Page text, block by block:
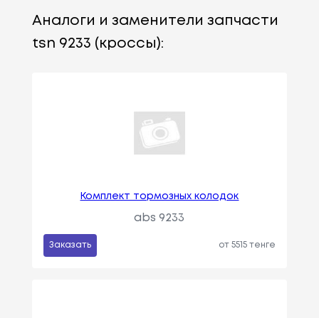
Аналоги и заменители запчасти
tsn 9233 (кроссы):
Комплект тормозных колодок
abs 9233
Заказать от 5515 тенге